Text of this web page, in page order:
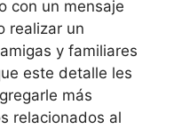
con un mensaje
realizar un
y familiares
este detalle les
más
relacionados al